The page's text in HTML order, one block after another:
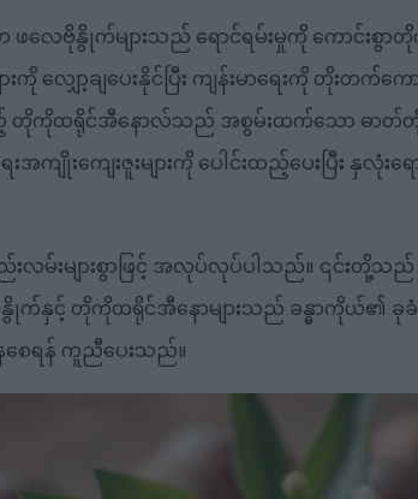
ဖလေဗိုနွိုက်များသည် ရောင်ရမ်းမှုကို ကောင်းစွ
လျှော့ချပေးနိုင်ပြီး ကျန်းမာရေးကို တိုးတက်က
တိုကိုထရိုင်အီနောလ်သည် အစွမ်းထက်သော ဓာတ်တို
ကျိုးကျေးဇူးများကို ပေါင်းထည့်ပေးပြီး နှလုံး
လမ်းများစွာဖြင့် အလုပ်လုပ်ပါသည်။ ၎င်းတို့
နှင့် တိုကိုထရိုင်အီနောများသည် ခန္ဓာကိုယ်၏ ခုခံ
စေရန် ကူညီပေးသည်။